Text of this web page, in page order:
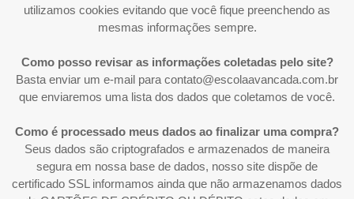
utilizamos cookies evitando que você fique preenchendo as
mesmas informações sempre.
Como posso revisar as informações coletadas pelo site?
Basta enviar um e-mail para contato@escolaavancada.com.br
que enviaremos uma lista dos dados que coletamos de você.
Como é processado meus dados ao finalizar uma compra?
Seus dados são criptografados e armazenados de maneira
segura em nossa base de dados, nosso site dispõe de
certificado SSL informamos ainda que não armazenamos dados